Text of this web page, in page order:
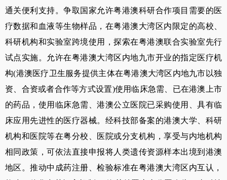
通关便利支持。争取国家允许粤港澳科研合作项目需要的医
疗数据和血液等生物样品，在粤港澳大湾区内限定的高校、
科研机构和实验室跨境使用，探索在粤港澳联合实验室先行
试点实施。允许在粤港澳大湾区内地九市开业的指定医疗机
构(港澳医疗卫生服务提供主体在粤港澳大湾区内地九市以独
资、合资或者合作等方式设置)使用临床急需、已在港澳上市
的药品，使用临床急需、港澳公立医院已采购使用、具有临
床应用先进性的医疗器械。经科技部备案的港澳大学、科研
机构和医院等在粤分校、医院或分支机构，享受与内地机构
相同政策，可依法直接申报将人类遗传资源样本出境到港澳
地区。推动中成药注册、检验标准在粤港澳大湾区内互认，